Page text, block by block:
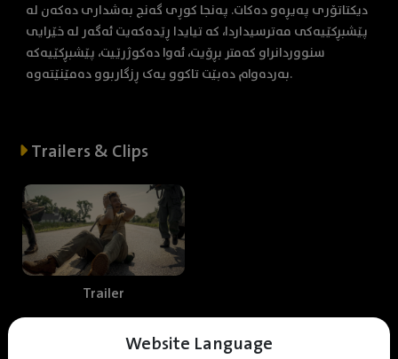
Website Language
دیکتاتۆری پەیڕەو دەکات. پەنجا کوڕی گەنج بەشداری دەکەن لە
پێشبڕکێیەکی مەترسیداردا، کە تیایدا ڕێدەکەیت ئەگەر لە خێرایی
سنووردانراو کەمتر بڕۆیت، ئەوا دەکوژرێیت، پێشبڕکێیەکە
بەردەوام دەبێت تاکوو یەک ڕزگاربوو دەمێنێتەوە.
Trailers & Clips
Trailer